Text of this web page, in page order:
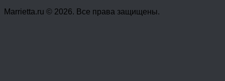
Marrietta.ru © 2026. Все права защищены.